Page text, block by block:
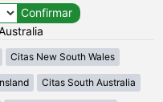
Citas New South Wales
Citas South Australia